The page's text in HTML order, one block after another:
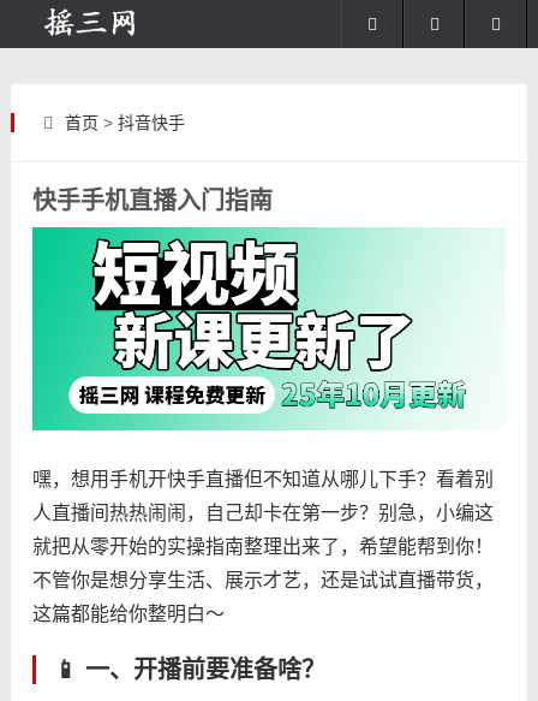
首页 > 抖音快手
快手手机直播入门指南
嘿，想用手机开快手直播但不知道从哪儿下手？看着别
人直播间热热闹闹，自己却卡在第一步？别急，小编这
就把从零开始的实操指南整理出来了，希望能帮到你！
不管你是想分享生活、展示才艺，还是试试直播带货，
这篇都能给你整明白～
📱 ​ ​一、开播前要准备啥？​